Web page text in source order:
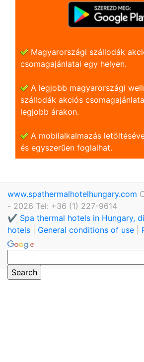
Magyarországi szállodák
csomagajánlatai egy helyen.
A legjobb magyarországi
szállodák akciós
legjobb árakon.
A mobilalkalmazás
és egyszerũen foglalhat.
www.spathermalhotelhungary.com
- 2026 Tel: +36 (1) 227-9614
✔️ Spa thermal hotels in Hungary,
hotels
General conditions of use